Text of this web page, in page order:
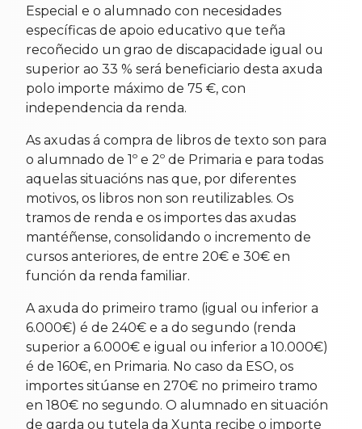
Especial e o alumnado con necesidades
específicas de apoio educativo que teña
recoñecido un grao de discapacidade igual ou
superior ao 33 % será beneficiario desta axuda
polo importe máximo de 75 €, con
independencia da renda.
As axudas á compra de libros de texto son para
o alumnado de 1º e 2º de Primaria e para todas
aquelas situacións nas que, por diferentes
motivos, os libros non son reutilizables. Os
tramos de renda e os importes das axudas
mantéñense, consolidando o incremento de
cursos anteriores, de entre 20€ e 30€ en
función da renda familiar.
A axuda do primeiro tramo (igual ou inferior a
6.000€) é de 240€ e a do segundo (renda
superior a 6.000€ e igual ou inferior a 10.000€)
é de 160€, en Primaria. No caso da ESO, os
importes sitúanse en 270€ no primeiro tramo
en 180€ no segundo. O alumnado en situación
de garda ou tutela da Xunta recibe o importe